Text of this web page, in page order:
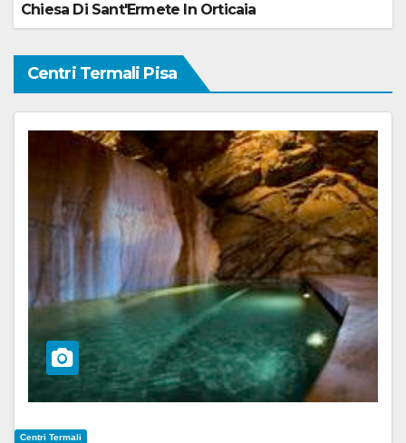
Chiesa Di Sant'Ermete In Orticaia
Centri Termali Pisa
Centri Termali